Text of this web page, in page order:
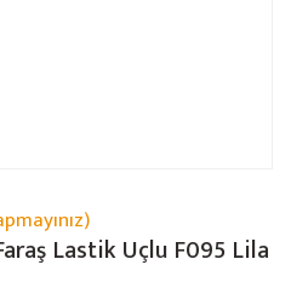
Lastik Uçlu F095 Lila